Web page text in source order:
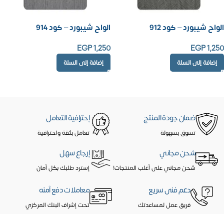
الواح شيبورد – كود 912
EGP1,250
إضافة إلى السلة
الواح شيبورد – كود 914
EGP1,250
إضافة إلى السلة
ضمان جودة المنتج
تسوق بسهولة
إحترافية التعامل
تعامل بثقة واحترافية
شحن مجاني
شحن مجاني على أغلب المنتجات!
إرجاع سهل
إسترد طلبك بكل أمان
دعم فنى سريع
فريق عمل لمساعدتك
معاملات دفع آمنه
تحت إشراف البنك المركزي